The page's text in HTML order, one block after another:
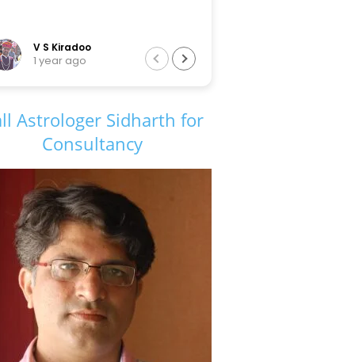
V S Kiradoo
1 year ago
Astrologer Sidharth for
Consultancy